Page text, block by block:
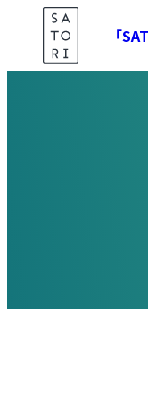
content
「